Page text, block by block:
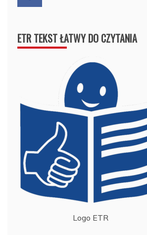
ETR TEKST ŁATWY DO CZYTANIA
Logo ETR